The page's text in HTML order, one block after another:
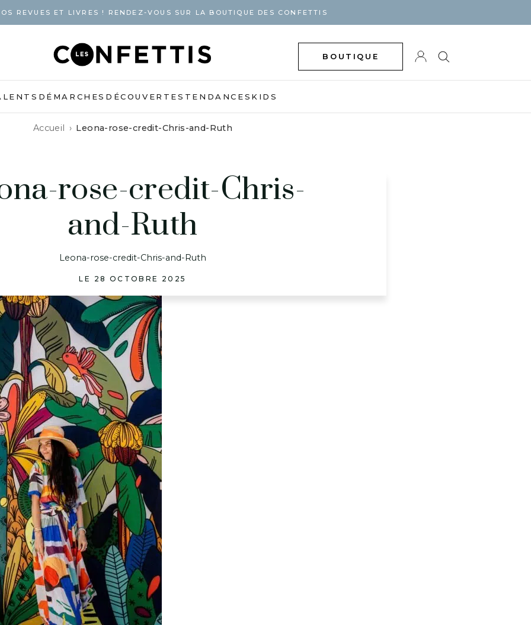
REVUES ET LIVRES ! RENDEZ-VOUS SUR LA BOUTIQUE DES CONFETTIS
BOUTIQUE
DÉMARCHES DÉCOUVERTES TENDANCES KIDS
Accueil Leona-rose-credit-Chris-and-Ruth
rose-credit-Chris-
and-Ruth
Leona-rose-credit-Chris-and-Ruth
LE 28 OCTOBRE 2025